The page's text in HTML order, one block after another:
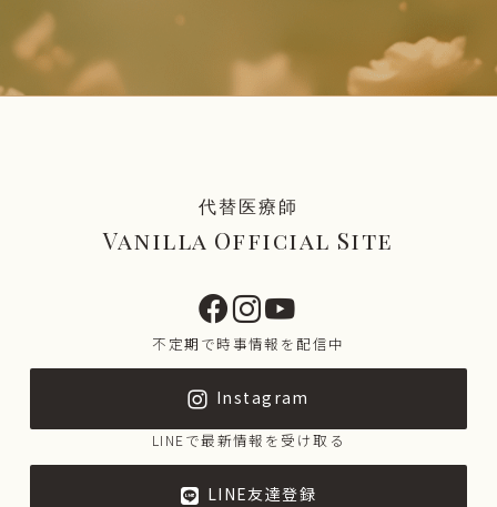
代替医療師
Vanilla Official Site
不定期で時事情報を配信中
Instagram
LINEで最新情報を受け取る
LINE友達登録